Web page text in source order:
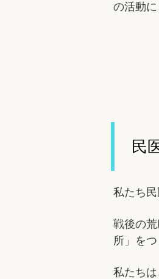
の活動に
民
私たち
戦後の
所」を
私たち